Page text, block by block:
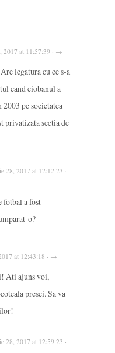
2017 at 11:57:39 · →
legatura cu ce s-a
cand ciobanul a
pe societatea
privatizata sectia de
28, 2017 at 12:12:23 ·
fotbal a fost
o?
at 12:43:18 · →
Ati ajuns voi,
presei. Sa va
28, 2017 at 12:59:23 ·